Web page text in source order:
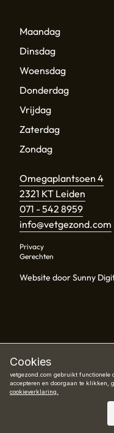
Cookies
vetgezond.com gebruikt functionele
accepteren en doorgaan te klikken,
cookieverklaring.
Maandag
Dinsdag
Woensdag
Donderdag
Vrijdag
Zaterdag
Zondag
Omegaplantsoen 4
2321 KT Leiden
071 - 542 8959
info@vetgezond.com
Privacy
Gerechten
Website door Sunny